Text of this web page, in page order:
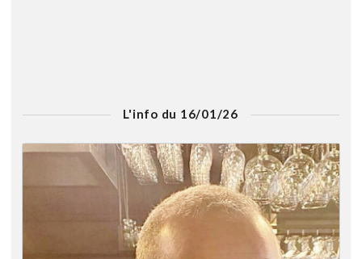
L'info du 16/01/26